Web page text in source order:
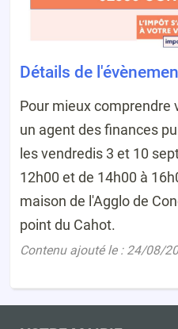
Détails de
Pour mieux comprendre
un agent des finances
les vendredis 3 et 10
12h00 et de 14h00 à
maison de l'Agglo de
point du Cahot.
Contenu ajouté le : 24/08/